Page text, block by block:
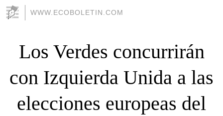
WWW.ECOBOLETIN.COM
Los Verdes concurrirán
con Izquierda Unida a las
elecciones europeas del